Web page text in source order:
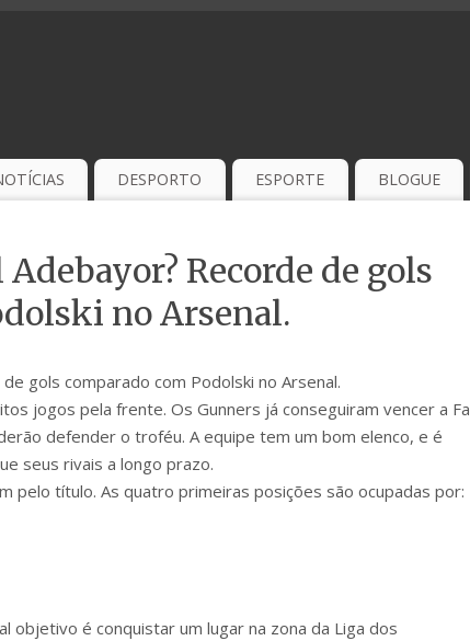
DESPORTO ESPORTE BLOGUE
Recorde de gols
no Arsenal.
gols comparado com Podolski no Arsenal.
jogos pela frente. Os Gunners já conseguiram vencer a Fa
defender o troféu. A equipe tem um bom elenco, e é
seus rivais a longo prazo.
pelo título. As quatro primeiras posições são ocupadas por:
objetivo é conquistar um lugar na zona da Liga dos